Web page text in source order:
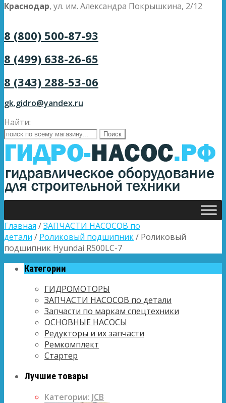
Краснодар, ул. им. Александра Покрышкина, 2/12
8 (800) 500-87-93
8 (499) 638-26-65
8 (343) 288-53-06
gk.gidro@yandex.ru
Найти:
Главная /ЗАПЧАСТИ НАСОСОВ по
детали / Роликовый подшипник/ Роликовый
подшипник Hyundai R500LC-7
Категории
ГИДРОМОТОРЫ
ЗАПЧАСТИ НАСОСОВ по детали
Запчасти по маркам спецтехники
ОСНОВНЫЕ НАСОСЫ
Редукторы и их запчасти
Ремкомплект
Стартер
Лучшие товары
Категории: JCB